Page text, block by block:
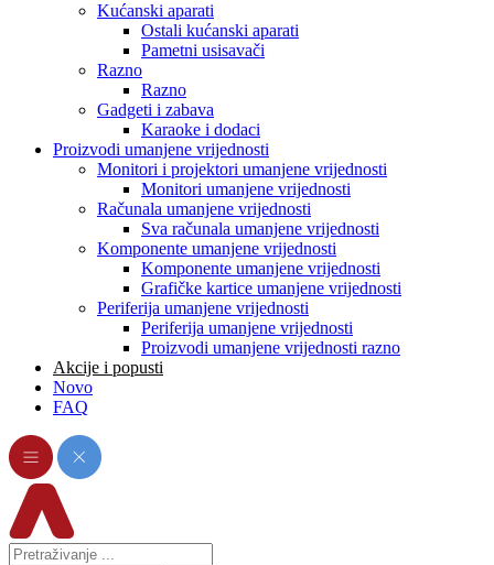
Kućanski aparati
Ostali kućanski aparati
Pametni usisavači
Razno
Razno
Gadgeti i zabava
Karaoke i dodaci
Proizvodi umanjene vrijednosti
Monitori i projektori umanjene vrijednosti
Monitori umanjene vrijednosti
Računala umanjene vrijednosti
Sva računala umanjene vrijednosti
Komponente umanjene vrijednosti
Komponente umanjene vrijednosti
Grafičke kartice umanjene vrijednosti
Periferija umanjene vrijednosti
Periferija umanjene vrijednosti
Proizvodi umanjene vrijednosti razno
Akcije i popusti
Novo
FAQ